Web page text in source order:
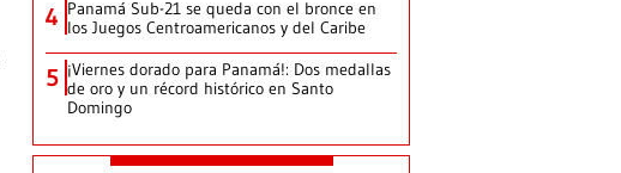
4 Panamá Sub-21 se queda con el bronce en
los Juegos Centroamericanos y del Caribe
5 ¡Viernes dorado para Panamá!: Dos medallas
de oro y un récord histórico en Santo
Domingo